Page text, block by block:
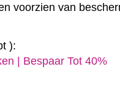
voorzien van
):
| Bespaar Tot 40%